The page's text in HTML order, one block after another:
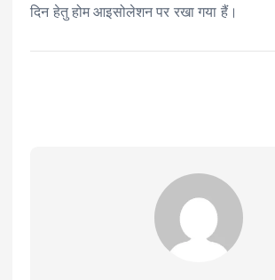
दिन हेतु होम आइसोलेशन पर रखा गया हैं।